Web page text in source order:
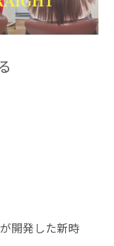
開発した新時